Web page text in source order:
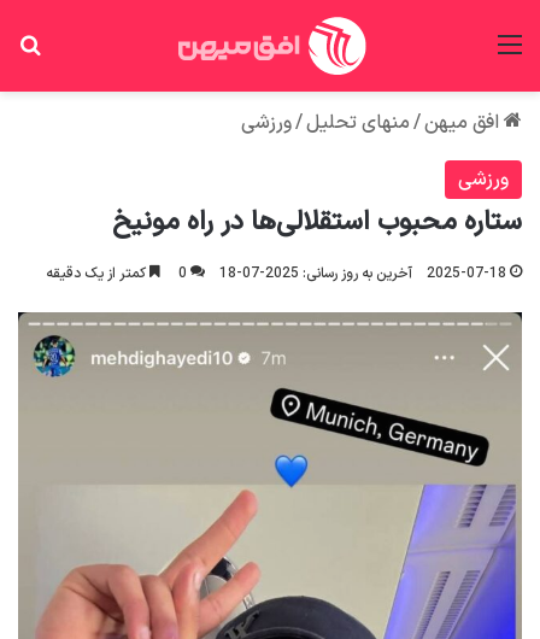
افق میهن/منهای تحلیل/ورزشی
ورزشی
ستاره محبوب استقلالی‌ها در راه مونیخ
2025-07-18 آخرین به روز رسانی: 2025-07-18 0 کمتر از یک دقیقه